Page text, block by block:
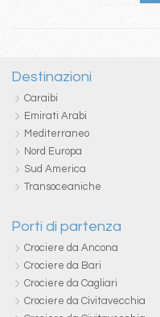
Destinazioni
Caraibi
Emirati Arabi
Mediterraneo
Nord Europa
Sud America
Transoceaniche
Porti di partenza
Crociere da Ancona
Crociere da Bari
Crociere da Cagliari
Crociere da Civitavecchia